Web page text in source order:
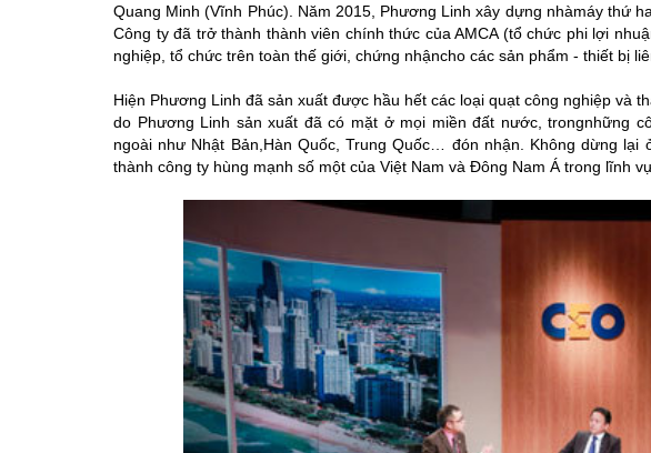
Quang Minh (Vĩnh Phúc). Năm 2015, Phương Linh xây dựng nhàmáy thứ
Công ty đã trở thành thành viên chính thức của AMCA (tổ chức phi lợi
nghiệp, tổ chức trên toàn thế giới, chứng nhậncho các sản phẩm - thiết bị
Hiện Phương Linh đã sản xuất được hầu hết các loại quạt công nghiệp và
do Phương Linh sản xuất đã có mặt ở mọi miền đất nước, trongnhững
ngoài như Nhật Bản,Hàn Quốc, Trung Quốc… đón nhận. Không dừng
thành công ty hùng mạnh số một của Việt Nam và Đông Nam Á trong lĩnh